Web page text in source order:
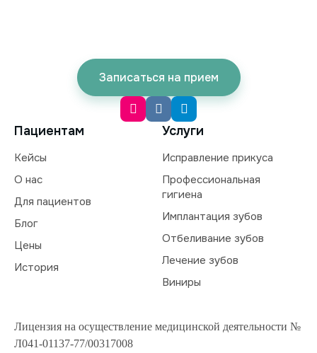
Записаться на прием
Пациентам
Кейсы
О нас
Для пациентов
Блог
Цены
История
Услуги
Исправление прикуса
Профессиональная
гигиена
Имплантация зубов
Отбеливание зубов
Лечение зубов
Виниры
Лицензия на осуществление медицинской деятельности №
Л041-01137-77/00317008